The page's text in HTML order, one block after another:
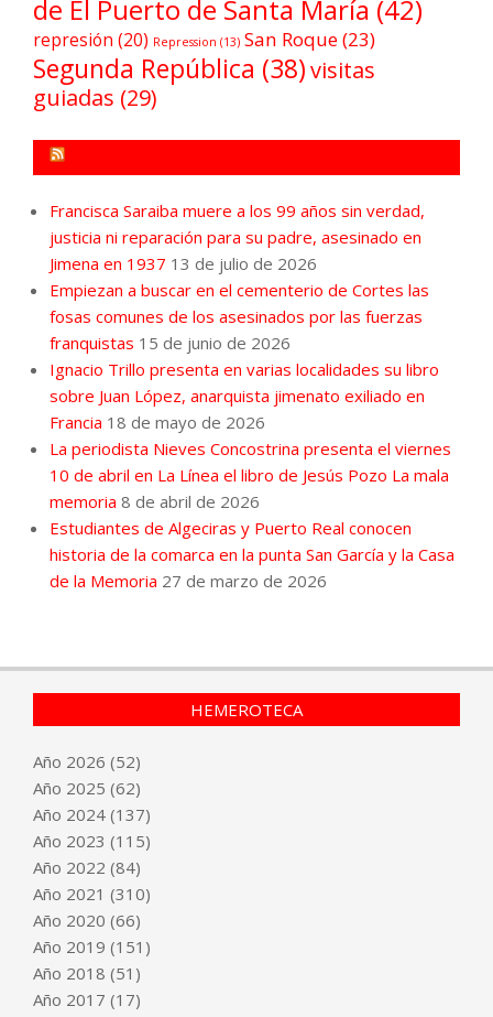
de El Puerto de Santa María (42)
represión (20) Repression (13) San Roque(23)
Segunda República (38)visitas
guiadas (29)
Francisca Saraiba muere a los 99 años sin verdad,
justicia ni reparación para su padre, asesinado en
Jimena en 1937 13 de julio de 2026
Empiezan a buscar en el cementerio de Cortes las
fosas comunes de los asesinados por las fuerzas
franquistas 15 de junio de 2026
Ignacio Trillo presenta en varias localidades su libro
sobre Juan López, anarquista jimenato exiliado en
Francia 18 de mayo de 2026
La periodista Nieves Concostrina presenta el viernes
10 de abril en La Línea el libro de Jesús Pozo La mala
memoria 8 de abril de 2026
Estudiantes de Algeciras y Puerto Real conocen
historia de la comarca en la punta San García y la Casa
de la Memoria 27 de marzo de 2026
HEMEROTECA
Año 2026 (52)
Año 2025 (62)
Año 2024 (137)
Año 2023 (115)
Año 2022 (84)
Año 2021 (310)
Año 2020 (66)
Año 2019 (151)
Año 2018 (51)
Año 2017 (17)